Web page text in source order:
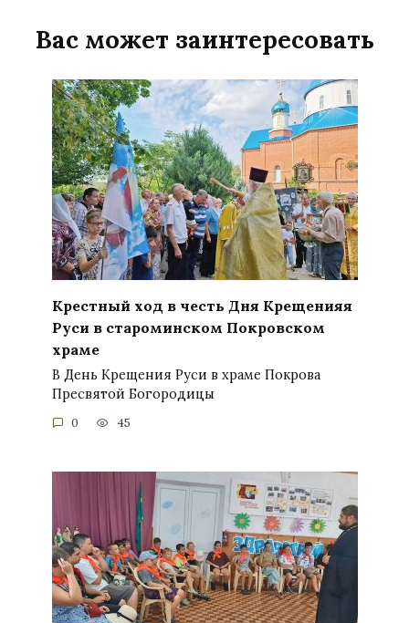
Вас может заинтересовать
Крестный ход в честь Дня Крещенияя
Руси в староминском Покровском
храме
В День Крещения Руси в храме Покрова
Пресвятой Богородицы
0 45